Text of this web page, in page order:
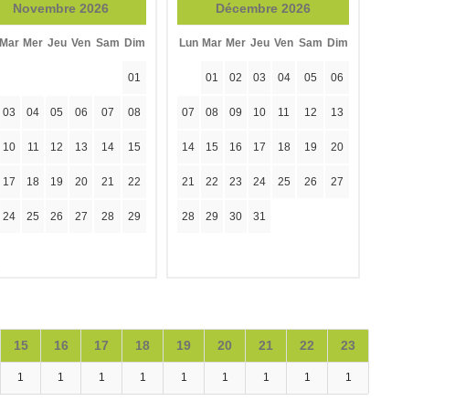
Novembre 2026
Mar Mer Jeu Ven Sam Dim
01
03 04 05 06 07 08
10 11 12 13 14 15
17 18 19 20 21 22
24 25 26 27 28 29
Décembre 2026
Lun Mar Mer Jeu Ven Sam Dim
01 02 03 04 05 06
07 08 09 10 11 12 13
14 15 16 17 18 19 20
21 22 23 24 25 26 27
28 29 30 31
15 16 17 18 19 20 21 22 23
1 1 1 1 1 1 1 1 1